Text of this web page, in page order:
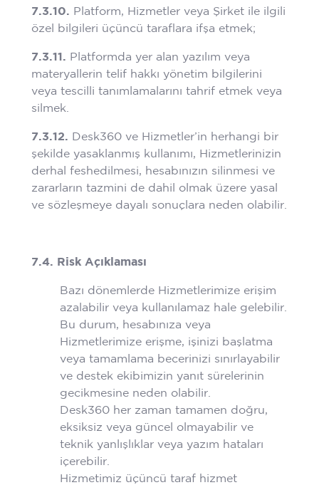
7.3.10. Platform, Hizmetler veya Şirket ile ilgili
özel bilgileri üçüncü taraflara ifşa etmek;
7.3.11. Platformda yer alan yazılım veya
materyallerin telif hakkı yönetim bilgilerini
veya tescilli tanımlamalarını tahrif etmek veya
silmek.
7.3.12. Desk360 ve Hizmetler’in herhangi bir
şekilde yasaklanmış kullanımı, Hizmetlerinizin
derhal feshedilmesi, hesabınızın silinmesi ve
zararların tazmini de dahil olmak üzere yasal
ve sözleşmeye dayalı sonuçlara neden olabilir.
7.4. Risk Açıklaması
Bazı dönemlerde Hizmetlerimize erişim
azalabilir veya kullanılamaz hale gelebilir.
Bu durum, hesabınıza veya
Hizmetlerimize erişme, işinizi başlatma
veya tamamlama becerinizi sınırlayabilir
ve destek ekibimizin yanıt sürelerinin
gecikmesine neden olabilir.
Desk360 her zaman tamamen doğru,
eksiksiz veya güncel olmayabilir ve
teknik yanlışlıklar veya yazım hataları
içerebilir.
Hizmetimiz üçüncü taraf hizmet